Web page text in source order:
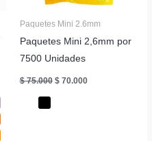
Paquetes Mini 2.6mm
Paquetes Mini 2,6mm por
7500 Unidades
$75.000 El
precio
$70.000El